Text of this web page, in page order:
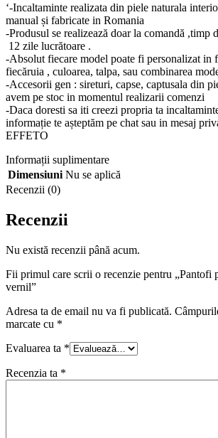
‘-Incaltaminte realizata din piele naturala
manual și fabricate in Romania
-Produsul se realizează doar la comandă ,timp
12 zile lucrătoare .
-Absolut fiecare model poate fi personalizat in
fiecăruia , culoarea, talpa, sau combinarea
-Accesorii gen : sireturi, capse, captusala din
avem pe stoc in momentul realizarii comenzi
-Daca doresti sa iti creezi propria ta
informație te așteptăm pe chat sau in mesaj
EFFETO
Informații suplimentare
Dimensiuni Nu se aplică
Recenzii (0)
Recenzii
Nu există recenzii până acum.
Fii primul care scrii o recenzie pentru „Pantofi
vernil”
Adresa ta de email nu va fi publicată.
marcate cu *
Evaluarea ta *
Recenzia ta *